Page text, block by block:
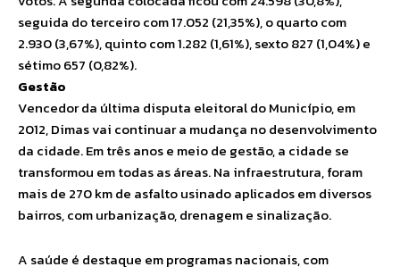
seguida do terceiro com 17.052 (21,35%), o quarto com
2.930 (3,67%), quinto com 1.282 (1,61%), sexto 827 (1,04%) e
sétimo 657 (0,82%).
Gestão
Vencedor da última disputa eleitoral do Município, em
2012, Dimas vai continuar a mudança no desenvolvimento
da cidade. Em três anos e meio de gestão, a cidade se
transformou em todas as áreas. Na infraestrutura, foram
mais de 270 km de asfalto usinado aplicados em diversos
bairros, com urbanização, drenagem e sinalização.
A saúde é destaque em programas nacionais, com